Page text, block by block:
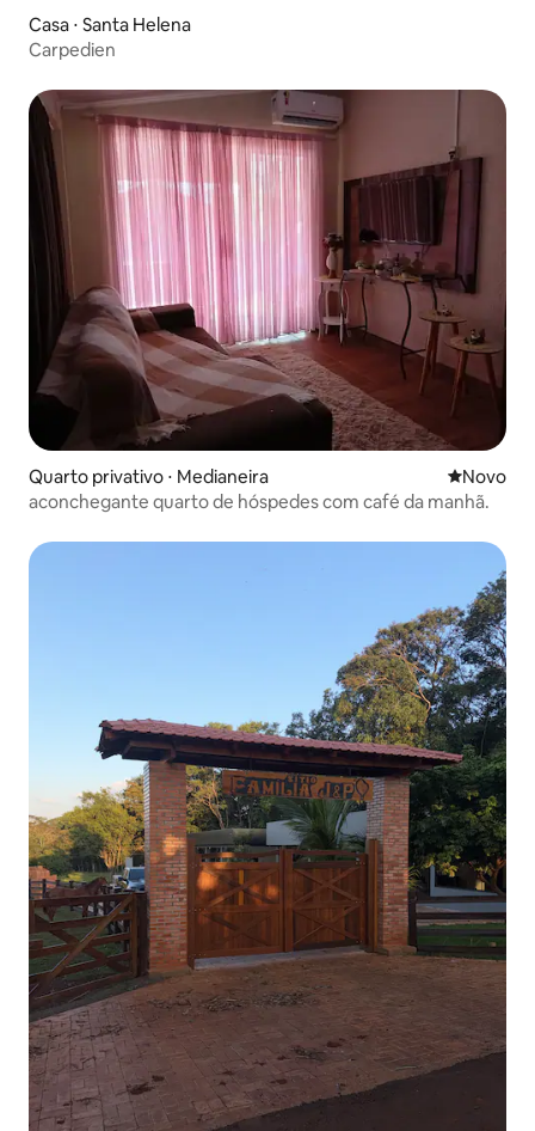
Casa ⋅ Santa Helena
Carpedien
Quarto privativo ⋅ Medianeira Novo
Novo
aconchegante quarto de hóspedes com café da manhã.